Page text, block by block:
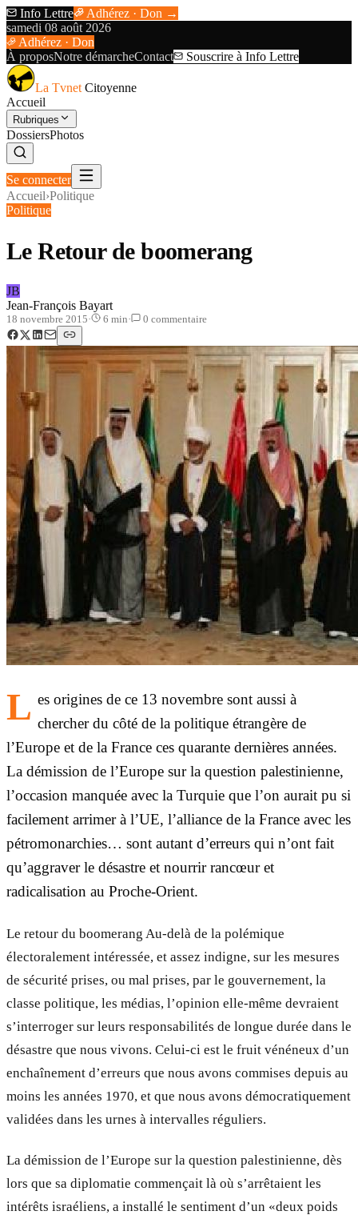
Info Lettre
Adhérez · Don →
samedi 08 août 2026
Adhérez · Don
À proposNotre démarcheContact Souscrire à Info Lettre
La Tvnet Citoyenne
Accueil
Rubriques
DossiersPhotos
Se connecter
Accueil›Politique
Politique
Le Retour de boomerang
JB
Jean-François Bayart
18 novembre 2015· 6 min· 0 commentaire
L es origines de ce 13 novembre sont aussi à
chercher du côté de la politique étrangère de
l’Europe et de la France ces quarante dernières années.
La démission de l’Europe sur la question palestinienne,
l’occasion manquée avec la Turquie que l’on aurait pu si
facilement arrimer à l’UE, l’alliance de la France avec les
pétromonarchies… sont autant d’erreurs qui n’ont fait
qu’aggraver le désastre et nourrir rancœur et
radicalisation au Proche-Orient.
Le retour du boomerang Au-delà de la polémique
électoralement intéressée, et assez indigne, sur les mesures
de sécurité prises, ou mal prises, par le gouvernement, la
classe politique, les médias, l’opinion elle-même devraient
s’interroger sur leurs responsabilités de longue durée dans le
désastre que nous vivons. Celui-ci est le fruit vénéneux d’un
enchaînement d’erreurs que nous avons commises depuis au
moins les années 1970, et que nous avons démocratiquement
validées dans les urnes à intervalles réguliers.
La démission de l’Europe sur la question palestinienne, dès
lors que sa diplomatie commençait là où s’arrêtaient les
intérêts israéliens, a installé le sentiment d’un «deux poids